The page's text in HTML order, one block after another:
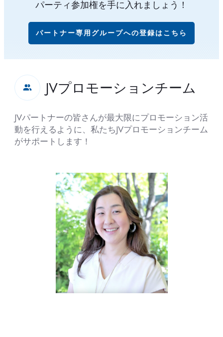
パーティ参加権を手に入れましょう！
パートナー専用グループへの登録はこちら
JVプロモーションチーム
JVパートナーの皆さんが最大限にプロモーション活
動を行えるように、私たちJVプロモーションチーム
がサポートします！